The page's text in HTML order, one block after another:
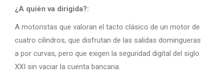
¿A quién va dirigida?:
A motoristas que valoran el tacto clásico de un motor de
cuatro cilindros, que disfrutan de las salidas domingueras
a por curvas, pero que exigen la seguridad digital del siglo
XXI sin vaciar la cuenta bancaria.